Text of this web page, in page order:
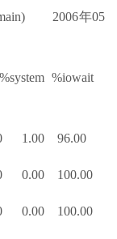
2006年05
%iowait
1.00 96.00
0.00 100.00
0.00 100.00